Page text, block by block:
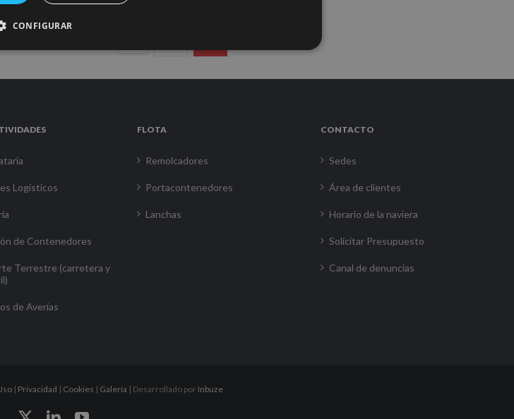
Logísticos
de Contenedores
Terrestre (carretera y
de Averías
FLOTA
Remolcadores
Portacontenedores
Lanchas
CONTACTO
Sedes
Área de clientes
Horario de la naviera
Solicitar Presupuesto
Canal de denuncias
| Privacidad | Cookies | Galería | Desarrollado por Inbuze
CONFIGURAR